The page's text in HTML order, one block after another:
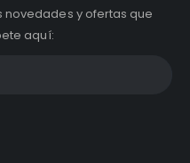
y ofertas que
aquí: